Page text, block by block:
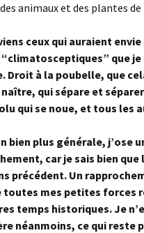
animaux et des plantes
ceux qui auraient
que
Droit à la poubelle, que
qui sépare et
qui se noue, et tous les
bien plus générale, j’ose
car je sais bien
précédent. Un
toutes mes petites forces
temps historiques. Je
néanmoins, ce qui reste